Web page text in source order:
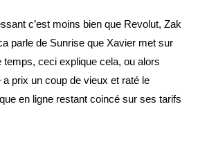
c’est moins bien que Revolut, Zak
parle de Sunrise que Xavier met sur
temps, ceci explique cela, ou alors
prix un coup de vieux et raté le
en ligne restant coincé sur ses tarifs